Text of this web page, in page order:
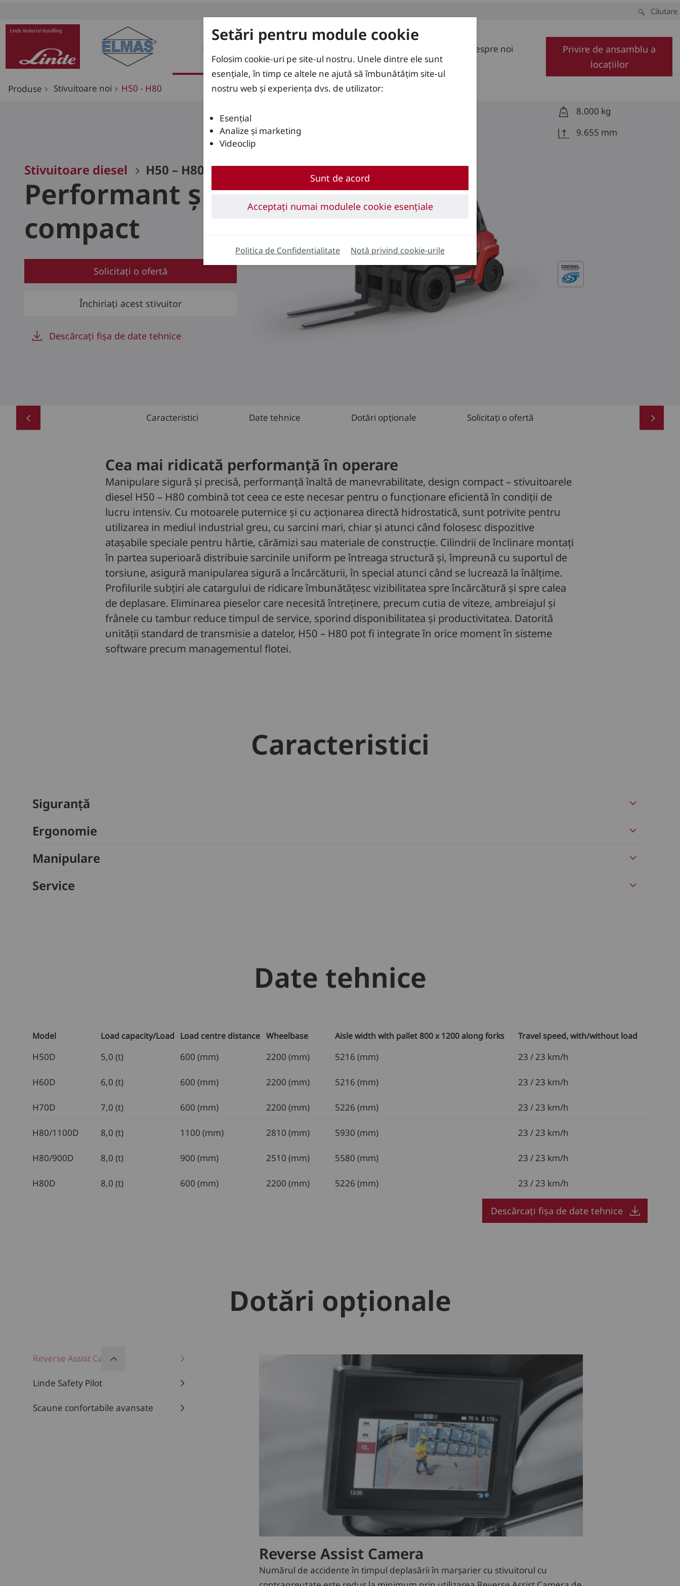
Produse Despre noi
Căutare
Privire de ansamblu a
locațiilor
Produse Stivuitoare noi
H50 - H80
8.000 kg
9.655 mm
Stivuitoare diesel H50 – H80
Performant și
compact
Solicitați o ofertă
Închiriați acest stivuitor
Descărcați fișa de date tehnice
Caracteristici Date tehnice Dotări opționale Solicitați o ofertă
Cea mai ridicată performanță în operare
Manipulare sigură și precisă, performanță înaltă de manevrabilitate, design compact – stivuitoarele
diesel H50 – H80 combină tot ceea ce este necesar pentru o funcționare eficientă în condiții de
lucru intensiv. Cu motoarele puternice și cu acționarea directă hidrostatică, sunt potrivite pentru
utilizarea in mediul industrial greu, cu sarcini mari, chiar și atunci când folosesc dispozitive
ataşabile speciale pentru hârtie, cărămizi sau materiale de construcție. Cilindrii de înclinare montați
în partea superioară distribuie sarcinile uniform pe întreaga structură și, împreună cu suportul de
torsiune, asigură manipularea sigură a încărcăturii, în special atunci când se lucrează la înălțime.
Profilurile subțiri ale catargului de ridicare îmbunătățesc vizibilitatea spre încărcătură și spre calea
de deplasare. Eliminarea pieselor care necesită întreținere, precum cutia de viteze, ambreiajul și
frânele cu tambur reduce timpul de service, sporind disponibilitatea și productivitatea. Datorită
unității standard de transmisie a datelor, H50 – H80 pot fi integrate în orice moment în sisteme
software precum managementul flotei.
Caracteristici
Siguranță
Ergonomie
Manipulare
Service
Date tehnice
Model Load capacity/Load Load centre distance Wheelbase Aisle width with pallet 800 x 1200 along forks Travel speed, with/without load
H50D 5,0 (t) 600 (mm) 2200 (mm) 5216 (mm) 23 / 23 km/h
H60D 6,0 (t) 600 (mm) 2200 (mm) 5216 (mm) 23 / 23 km/h
H70D 7,0 (t) 600 (mm) 2200 (mm) 5226 (mm) 23 / 23 km/h
H80/1100D 8,0 (t) 1100 (mm) 2810 (mm) 5930 (mm) 23 / 23 km/h
H80/900D 8,0 (t) 900 (mm) 2510 (mm) 5580 (mm) 23 / 23 km/h
H80D 8,0 (t) 600 (mm) 2200 (mm) 5226 (mm) 23 / 23 km/h
Descărcați fișa de date tehnice
Dotări opționale
Reverse Assist Camera
Linde Safety Pilot
Scaune confortabile avansate
Reverse Assist Camera
Numărul de accidente în timpul deplasării în marșarier cu stivuitorul cu
Setări pentru module cookie
Folosim cookie-uri pe site-ul nostru. Unele dintre ele sunt
esențiale, în timp ce altele ne ajută să îmbunătățim site-ul
nostru web și experiența dvs. de utilizator:
Esențial
Analize și marketing
Videoclip
Sunt de acord
Acceptați numai modulele cookie esențiale
Politica de Confidențialitate Notă privind cookie-urile